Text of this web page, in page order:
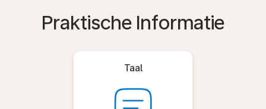
Praktische Informatie
Taal